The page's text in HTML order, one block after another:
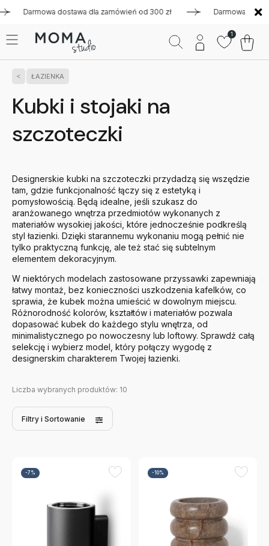
dostawa dla zamówień od 300 zł Darmowa dostawa
1
ŁAZIENKA
Kubki i stojaki na
szczoteczki
Designerskie kubki na szczoteczki przydadzą się wszędzie
tam, gdzie funkcjonalność łączy się z estetyką i
pomysłowością. Będą idealne, jeśli szukasz do
aranżowanego wnętrza przedmiotów wykonanych z
materiałów wysokiej jakości, które jednocześnie podkreślą
styl łazienki. Dzięki starannemu wykonaniu mogą pełnić nie
tylko praktyczną funkcję, ale też stać się subtelnym
elementem dekoracyjnym.
W niektórych modelach zastosowane przyssawki zapewniają
łatwy montaż, bez konieczności uszkodzenia kafelków, co
sprawia, że kubek można umieścić w dowolnym miejscu.
Różnorodność kolorów, kształtów i materiałów pozwala
dopasować kubek do każdego stylu wnętrza, od
minimalistycznego po nowoczesny lub loftowy. Sprawdź całą
selekcję i wybierz model, który połączy wygodę z
designerskim charakterem Twojej łazienki.
Liczba wybranych produktów: 10
Filtry i Sortowanie
-7% -10%